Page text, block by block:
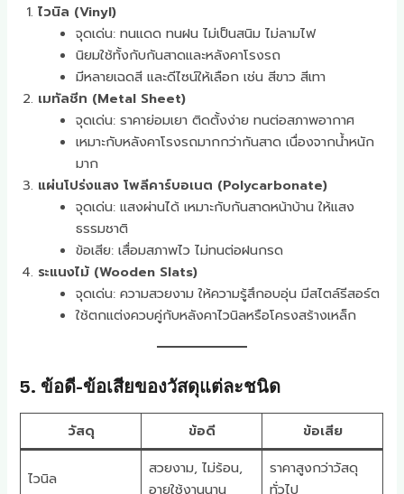
ไวนิล (Vinyl)
จุดเด่น: ทนแดด ทนฝน ไม่เป็นสนิม ไม่ลามไฟ
นิยมใช้ทั้งกับกันสาดและหลังคาโรงรถ
มีหลายเฉดสี และดีไซน์ให้เลือก เช่น สีขาว สีเทา
เมทัลชีท (Metal Sheet)
จุดเด่น: ราคาย่อมเยา ติดตั้งง่าย ทนต่อสภาพอากาศ
เหมาะกับหลังคาโรงรถมากกว่ากันสาด เนื่องจากน้ำหนัก
มาก
แผ่นโปร่งแสง โพลีคาร์บอเนต (Polycarbonate)
จุดเด่น: แสงผ่านได้ เหมาะกับกันสาดหน้าบ้าน ให้แสง
ธรรมชาติ
ข้อเสีย: เสื่อมสภาพไว ไม่ทนต่อฝนกรด
ระแนงไม้ (Wooden Slats)
จุดเด่น: ความสวยงาม ให้ความรู้สึกอบอุ่น มีสไตล์รีสอร์ต
ใช้ตกแต่งควบคู่กับหลังคาไวนิลหรือโครงสร้างเหล็ก
5. ข้อดี-ข้อเสียของวัสดุแต่ละชนิด
วัสดุ ข้อดี ข้อเสีย
ไวนิล
สวยงาม, ไม่ร้อน,
อายุใช้งานนาน
ราคาสูงกว่าวัสดุ
ทั่วไป